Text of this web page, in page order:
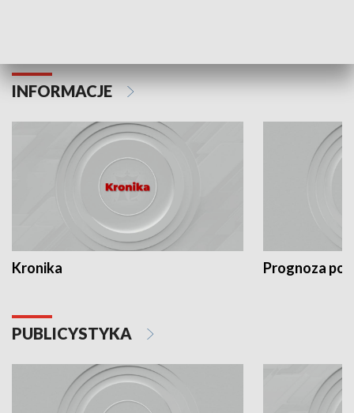
INFORMACJE
Kronika Prognoza
PUBLICYSTYKA